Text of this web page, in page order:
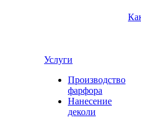
Услуги
Производство
фарфора
Нанесение
деколи